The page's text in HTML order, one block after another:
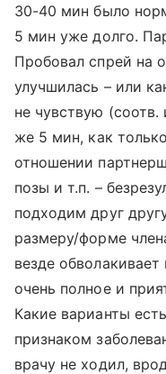
30-40 мин было
5 мин уже долго.
Пробовал спрей на
улучшилась – или
не чувствую (соотв.
же 5 мин, как
отношении
позы и т.п. –
подходим друг
размеру/форме
везде
очень полное и
Какие варианты
признаком
врачу не ходил,